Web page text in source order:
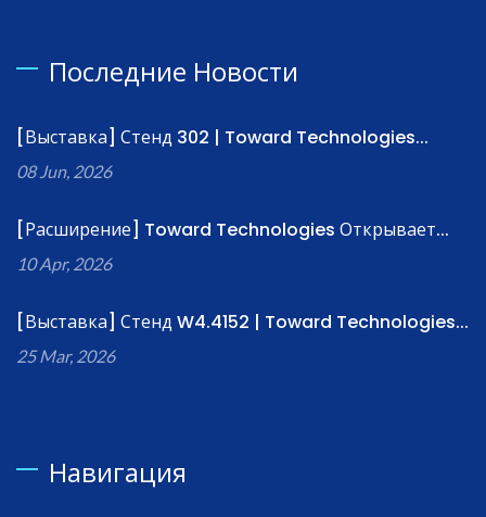
Последние Новости
[Выставка] Стенд 302 | Toward Technologies...
08 Jun, 2026
[Расширение] Toward Technologies Открывает...
10 Apr, 2026
[Выставка] Стенд W4.4152 | Toward Technologies...
25 Mar, 2026
Навигация